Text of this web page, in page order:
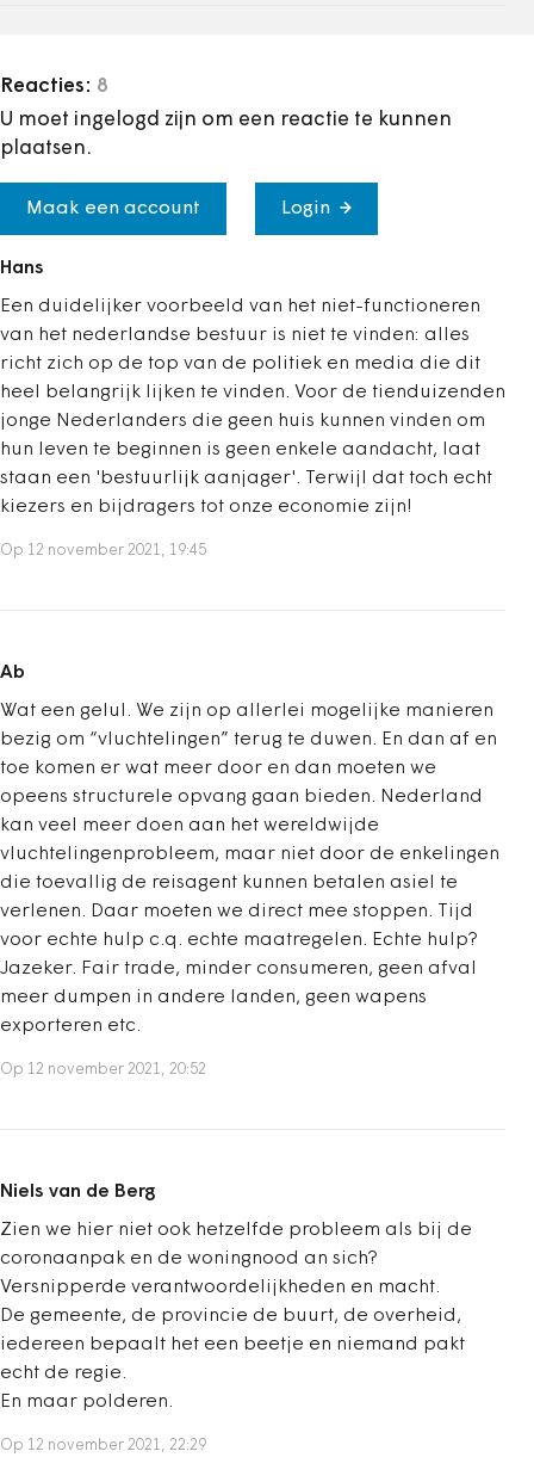
Reacties: 8
U moet ingelogd zijn om een reactie te kunnen
plaatsen.
Maak een account Login
Hans
Een duidelijker voorbeeld van het niet-functioneren
van het nederlandse bestuur is niet te vinden: alles
richt zich op de top van de politiek en media die dit
heel belangrijk lijken te vinden. Voor de tienduizenden
jonge Nederlanders die geen huis kunnen vinden om
hun leven te beginnen is geen enkele aandacht, laat
staan een 'bestuurlijk aanjager'. Terwijl dat toch echt
kiezers en bijdragers tot onze economie zijn!
Op 12 november 2021, 19:45
Ab
Wat een gelul. We zijn op allerlei mogelijke manieren
bezig om “vluchtelingen” terug te duwen. En dan af en
toe komen er wat meer door en dan moeten we
opeens structurele opvang gaan bieden. Nederland
kan veel meer doen aan het wereldwijde
vluchtelingenprobleem, maar niet door de enkelingen
die toevallig de reisagent kunnen betalen asiel te
verlenen. Daar moeten we direct mee stoppen. Tijd
voor echte hulp c.q. echte maatregelen. Echte hulp?
Jazeker. Fair trade, minder consumeren, geen afval
meer dumpen in andere landen, geen wapens
exporteren etc.
Op 12 november 2021, 20:52
Niels van de Berg
Zien we hier niet ook hetzelfde probleem als bij de
coronaanpak en de woningnood an sich?
Versnipperde verantwoordelijkheden en macht.
De gemeente, de provincie de buurt, de overheid,
iedereen bepaalt het een beetje en niemand pakt
echt de regie.
En maar polderen.
Op 12 november 2021, 22:29